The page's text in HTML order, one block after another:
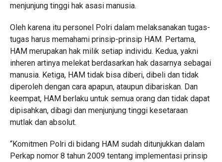
menjunjung tinggi hak asasi manusia.
Oleh karena itu personel Polri dalam melaksanakan tugas-
tugas harus memahami prinsip-prinsip HAM. Pertama,
HAM merupakan hak milik setiap individu. Kedua, yakni
inheren artinya melekat berdasarkan hak dasarnya sebagai
manusia. Ketiga, HAM tidak bisa diberi, dibeli dan tidak
diperoleh dengan cara apapun, ataupun dibariskan. Dan
keempat, HAM berlaku untuk semua orang dan tidak dapat
dipisahkan, dibagi dan menjunjung tinggi kesetaraan
mutlak dan absolut.
“Komitmen Polri di bidang HAM sudah ditunjukkan dalam
Perkap nomor 8 tahun 2009 tentang implementasi prinsip